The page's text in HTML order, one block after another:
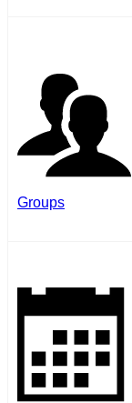
Groups